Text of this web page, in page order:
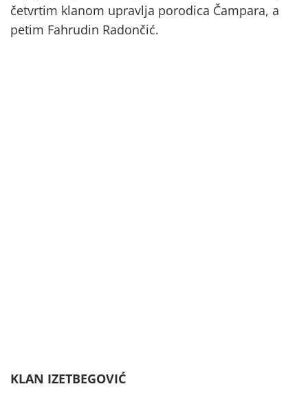
četvrtim klanom upravlja porodica Čampara, a
petim Fahrudin Radončić.
KLAN IZETBEGOVIĆ